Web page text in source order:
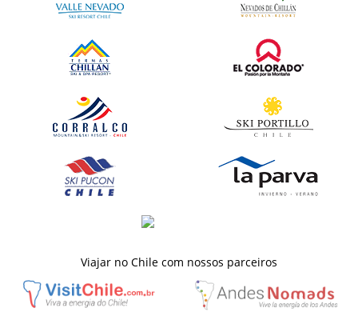
Viajar no Chile com nossos parceiros